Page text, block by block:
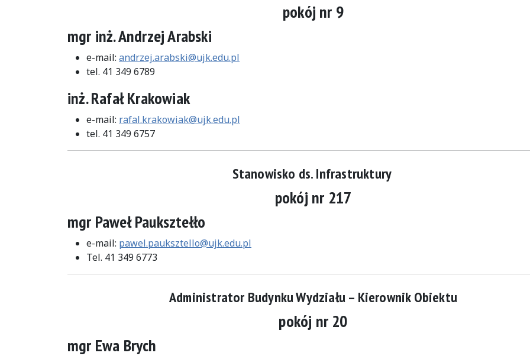
pokój nr 9
mgr inż. Andrzej Arabski
e-mail: andrzej.arabski@ujk.edu.pl
tel. 41 349 6789
inż. Rafał Krakowiak
e-mail: rafal.krakowiak@ujk.edu.pl
tel. 41 349 6757
Stanowisko ds. Infrastruktury
pokój nr 217
mgr Paweł Pauksztełło
e-mail: pawel.pauksztello@ujk.edu.pl
Tel. 41 349 6773
Administrator Budynku Wydziału – Kierownik Obiektu
pokój nr 20
mgr Ewa Brych